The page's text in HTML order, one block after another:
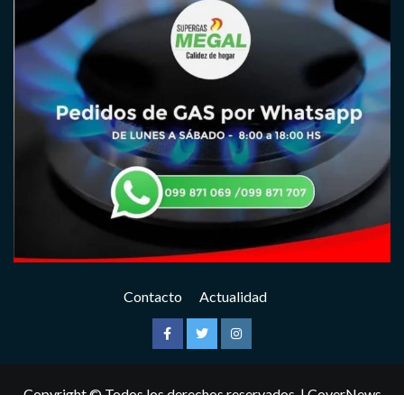
Contacto Actualidad
FacebookTwitterInstagram